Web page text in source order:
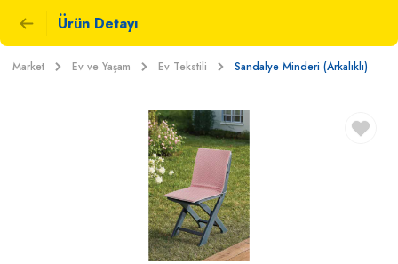
Ürün Detayı
Market Ev ve Yaşam Ev Tekstili Sandalye Minderi (Arkalıklı)